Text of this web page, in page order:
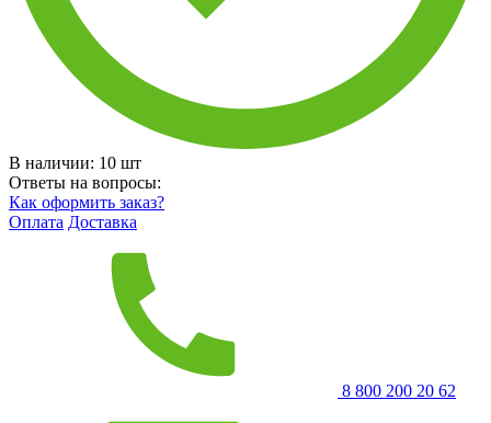
В наличии: 10 шт
Ответы на вопросы:
Как оформить заказ?
Оплата Доставка
8 800 200 20 62